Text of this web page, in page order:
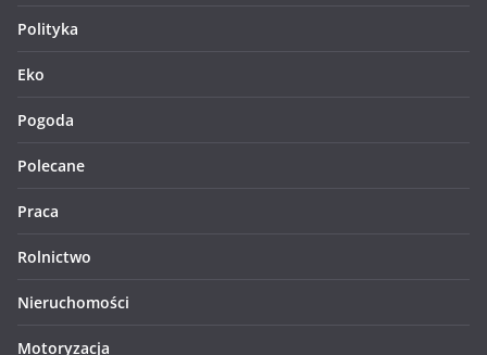
Polityka
Eko
Pogoda
Polecane
Praca
Rolnictwo
Nieruchomości
Motoryzacja